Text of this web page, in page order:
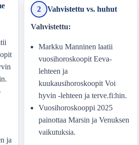
ja
2 Vahvistettu vs. huhut
Vahvistettu:
Markku Manninen laatii
vuosihoroskoopit Eeva-
lehteen ja
kuukausihoroskoopit Voi
hyvin -lehteen ja terve.fi:hin.
Vuosihoroskooppi 2025
painottaa Marsin ja Venuksen
vaikutuksia.